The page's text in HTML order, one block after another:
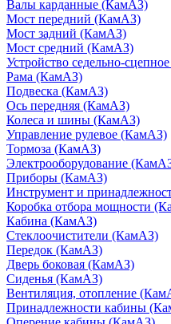
Валы карданные (КамАЗ)
Мост передний (КамАЗ)
Мост задний (КамАЗ)
Мост средний (КамАЗ)
Устройство седельно-
Рама (КамАЗ)
Подвеска (КамАЗ)
Ось передняя (КамАЗ)
Колеса и шины (КамАЗ)
Управление рулевое (КамАЗ)
Тормоза (КамАЗ)
Электрооборудование
Приборы (КамАЗ)
Инструмент и
Коробка отбора мощности
Кабина (КамАЗ)
Стеклоочистители (КамАЗ)
Передок (КамАЗ)
Дверь боковая (КамАЗ)
Сиденья (КамАЗ)
Вентиляция, отопление
Принадлежности кабины